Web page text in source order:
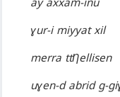
ɣur-i miyyat xil
merra ttȠellisen
uɣen-d abrid g-